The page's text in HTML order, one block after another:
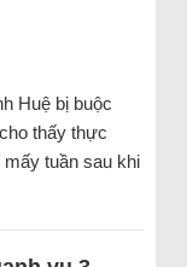
Huệ bị buộc
thấy thực
tuần sau khi